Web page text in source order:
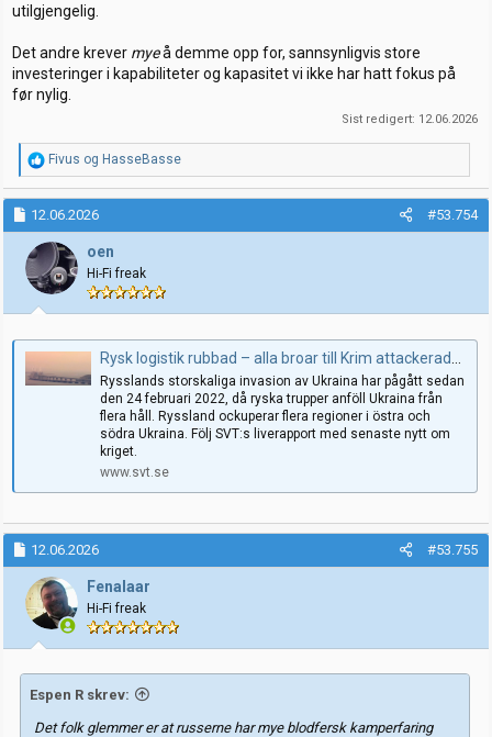
utilgjengelig.
Det andre krever myeå demme opp for, sannsynligvis store
investeringer i kapabiliteter og kapasitet vi ikke har hatt fokus på
før nylig.
Sist redigert: 12.06.2026
R
e
a
k
s
j
o
n
e
r
Fivus og HasseBasse
12.06.2026 #53.754
oen
Hi-Fi freak
Rysk logistik rubbad – alla broar till Krim attackerade – Senaste nytt om kriget i Ukraina
Rysslands storskaliga invasion av Ukraina har pågått sedan
den 24 februari 2022, då ryska trupper anföll Ukraina från
flera håll. Ryssland ockuperar flera regioner i östra och
södra Ukraina. Följ SVT:s liverapport med senaste nytt om
kriget.
www.svt.se
12.06.2026 #53.755
Fenalaar
Hi-Fi freak
Espen R skrev:
Det folk glemmer er at russerne har mye blodfersk kamperfaring